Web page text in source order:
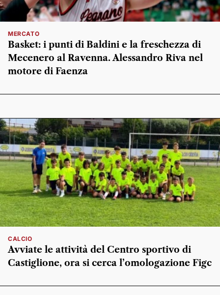
MERCATO
Basket: i punti di Baldini e la freschezza di
Mecenero al Ravenna. Alessandro Riva nel
motore di Faenza
CALCIO
Avviate le attività del Centro sportivo di
Castiglione, ora si cerca l’omologazione Figc